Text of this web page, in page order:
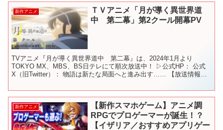
新作アニメ
ＴＶアニメ「月が導く異世界道
中 第二幕」第2クール開幕PV
TVアニメ『月が導く異世界道中 第二幕』は、2024年1月より
TOKYO MX、MBS、BS日テレにて順次放送中！ ▷公式HP： 公式
X（旧Twitter）： 物語は新たな局面へと進み出す…… 【放送情報】
新作アニメ
【新作スマホゲーム】アニメ調
RPGでプロゲーマーが誕生！？
【イザリア／おすすめアプリゲー